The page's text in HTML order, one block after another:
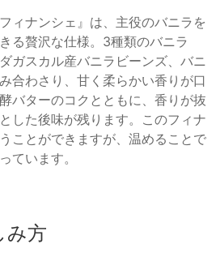
ィナンシェ』は、主役のバニラを
る贅沢な仕様。3種類のバニラ
ガスカル産バニラビーンズ、バニ
合わさり、甘く柔らかい香りが口
バターのコクとともに、香りが抜
した後味が残ります。このフィナ
ことができますが、温めることで
ています。
み方